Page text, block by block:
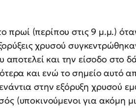
πρωί (περίπου στις 9 μ.μ.)
χρυσού
αποτελεί και την είσοδο στο
και ενώ το σημείο αυτό
στην εξόρυξη χρυσού
(υποκινούμενοι για ακόμη